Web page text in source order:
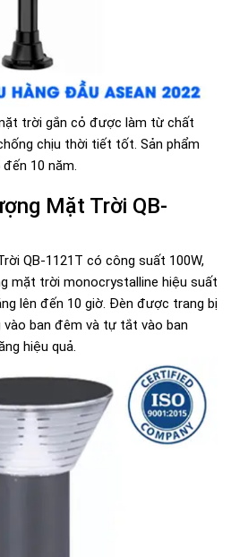
trời gắn cỏ được làm từ chất
chịu thời tiết tốt. Sản phẩm
10 năm.
Mặt Trời QB-
QB-1121T có công suất 100W,
mặt trời monocrystalline hiệu suất
lên đến 10 giờ. Đèn được trang bị
ban đêm và tự tắt vào ban
hiệu quả.